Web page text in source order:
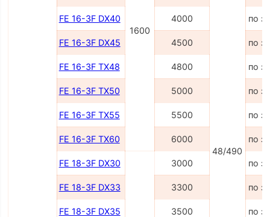
1600
48/490
FE 16-3F DX40 4000 по
FE 16-3F DX45 4500 по
FE 16-3F TX48 4800 по
FE 16-3F TX50 5000 по
FE 16-3F TX55 5500 по
FE 16-3F TX60 6000 по
FE 18-3F DX30 3000 по
FE 18-3F DX33 3300 по
FE 18-3F DX35 3500 по